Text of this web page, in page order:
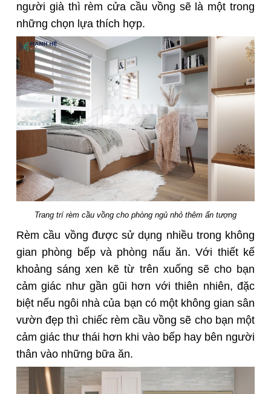
người già thì rèm cửa cầu vồng sẽ là một trong
những chọn lựa thích hợp.
Trang trí rèm cầu vồng cho phòng ngủ nhỏ thêm ấn tượng
Rèm cầu vồng được sử dụng nhiều trong không
gian phòng bếp và phòng nấu ăn. Với thiết kế
khoảng sáng xen kẽ từ trên xuống sẽ cho bạn
cảm giác như gần gũi hơn với thiên nhiên, đặc
biệt nếu ngôi nhà của bạn có một không gian sân
vườn đẹp thì chiếc rèm cầu vồng sẽ cho bạn một
cảm giác thư thái hơn khi vào bếp hay bên người
thân vào những bữa ăn.